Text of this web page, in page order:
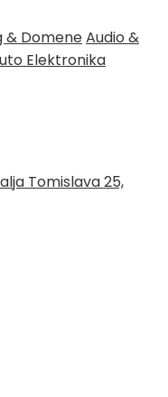
& DomeneAudio &
Elektronika
Tomislava 25,